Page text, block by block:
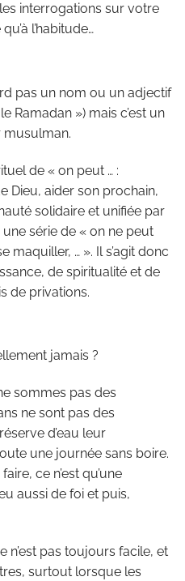
interrogations sur votre
l’habitude…
pas un nom ou un adjectif
Ramadan ») mais c’est un
musulman.
de « on peut … :
Dieu, aider son prochain,
solidaire et unifiée par
une série de « on ne peut
maquiller, … ». Il s’agit donc
de spiritualité et de
de privations.
jamais ?
sommes pas des
ne sont pas des
d’eau leur
une journée sans boire.
ce n’est qu’une
aussi de foi et puis,
n’est pas toujours facile, et
surtout lorsque les